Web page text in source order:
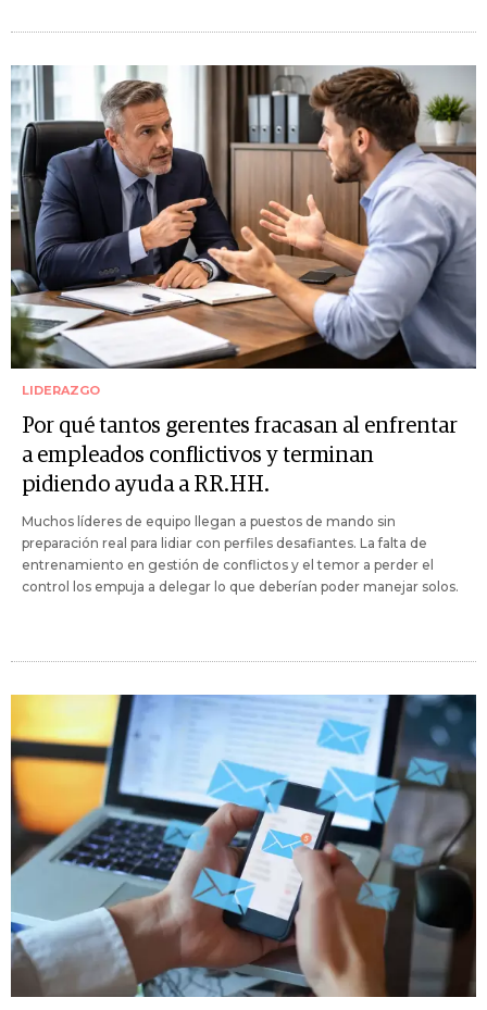
LIDERAZGO
Por qué tantos gerentes fracasan al enfrentar
a empleados conflictivos y terminan
pidiendo ayuda a RR.HH.
Muchos líderes de equipo llegan a puestos de mando sin
preparación real para lidiar con perfiles desafiantes. La falta de
entrenamiento en gestión de conflictos y el temor a perder el
control los empuja a delegar lo que deberían poder manejar solos.